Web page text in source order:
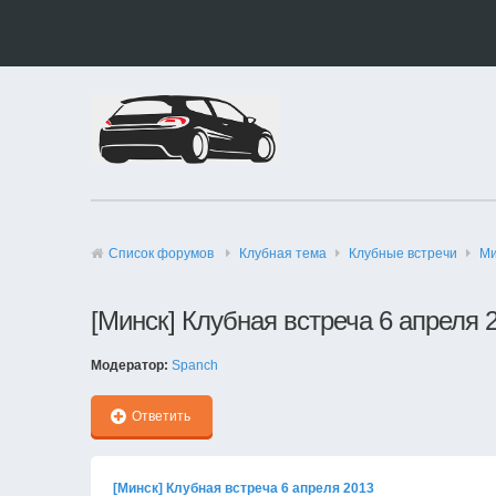
Список форумов Клубная тема Клубные встречи
[Минск] Клубная встреча 6 апреля
Модератор: Spanch
Ответить
[Минск] Клубная встреча 6 апреля 2013